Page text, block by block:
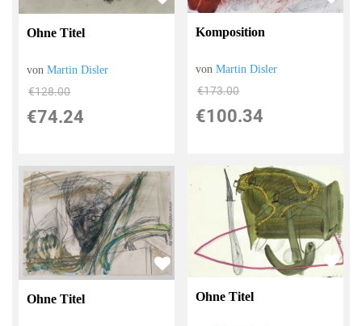
Ohne Titel
vonMartin Disler
€128.00
€74.24
Komposition
vonMartin Disler
€173.00
€100.34
Ohne Titel Ohne Titel